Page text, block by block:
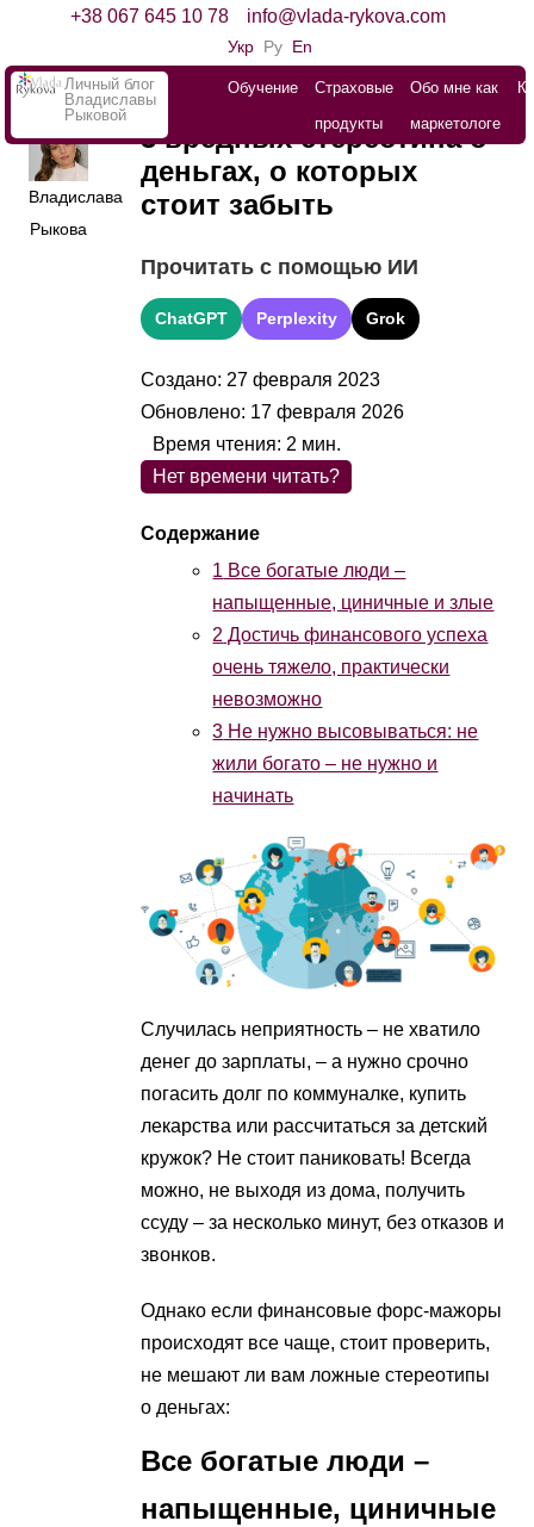
+38 067 645 10 78 info@vlada-rykova.com
Укр Ру En
Личный блог
Владиславы
Рыковой
Обучение
Страховые
продукты
Обо мне как
маркетологе
Владислава
Рыкова
3 вредных стереотипа о
деньгах, о которых
стоит забыть
Прочитать с помощью ИИ
ChatGPT Perplexity Grok
Создано: 27 февраля 2023
Обновлено: 17 февраля 2026
Нет времени читать?
1 Все богатые люди –
напыщенные, циничные и злые
2 Достичь финансового успеха
очень тяжело, практически
невозможно
3 Не нужно высовываться: не
жили богато – не нужно и
начинать
Время чтения: 2 мин.
Случилась неприятность – не хватило
денег до зарплаты, – а нужно срочно
погасить долг по коммуналке, купить
лекарства или рассчитаться за детский
кружок? Не стоит паниковать! Всегда
можно, не выходя из дома, получить
ссуду – за несколько минут, без отказов и
звонков.
Однако если финансовые форс-мажоры
происходят все чаще, стоит проверить,
не мешают ли вам ложные стереотипы
о деньгах:
Все богатые люди –
напыщенные, циничные